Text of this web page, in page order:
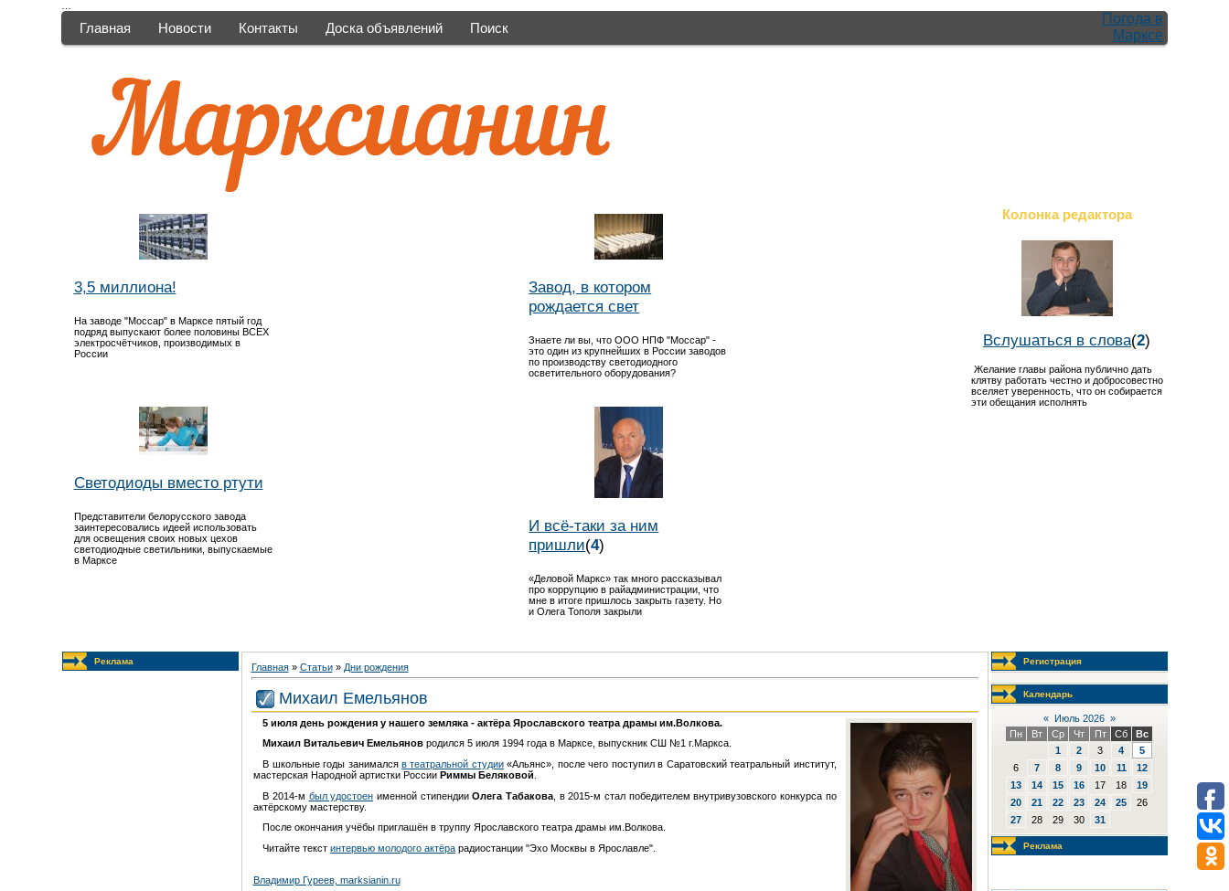
Главная Новости Контакты Доска объявлений Поиск
Погода в
Марксе
3,5 миллиона!
На заводе "Моссар" в Марксе пятый год
подряд выпускают более половины ВСЕХ
электросчётчиков, производимых в
России
Завод, в котором
рождается свет
Знаете ли вы, что ООО НПФ "Моссар" -
это один из крупнейших в России заводов
по производству светодиодного
осветительного оборудования?
Светодиоды вместо ртути
Представители белорусского завода
заинтересовались идеей использовать
для освещения своих новых цехов
светодиодные светильники, выпускаемые
в Марксе
И всё-таки за ним
пришли(4)
«Деловой Маркс» так много рассказывал
про коррупцию в райадминистрации, что
мне в итоге пришлось закрыть газету. Но
и Олега Тополя закрыли
Колонка редактора
Вслушаться в слова(2)
Желание главы района публично дать
клятву работать честно и добросовестно
вселяет уверенность, что он собирается
эти обещания исполнять
Реклама
Главная» Статьи» Дни рождения
Михаил Емельянов
5 июля день рождения у нашего земляка - актёра Ярославского театра драмы им.Волкова.
Михаил Витальевич Емельяновродился 5 июля 1994 года в Марксе, выпускник СШ №1 г.Маркса.
В школьные годы занимался в театральной студии«Альянс», после чего поступил в Саратовский театральный институт,
мастерская Народной артистки России Риммы Беляковой
В 2014-м был удостоен именной стипендииОлега Табакова, в 2015-м стал победителем внутривузовского конкурса по
актёрскому мастерству.
После окончания учёбы приглашён в труппу Ярославского театра драмы им.Волкова.
Читайте текстинтервью молодого актёра радиостанции "Эхо Москвы в Ярославле".
Владимир Гуреев, marksianin.ru
Регистрация
Календарь
« Июль 2026 »
Пн
Вт Ср Чт Пт Сб
Вс
1
2 3 4
5
6
7 8 9 10 11
12
13
14 15 16 17 18
19
20
21 22 23 24 25
26
27
28 29 30 31
Реклама